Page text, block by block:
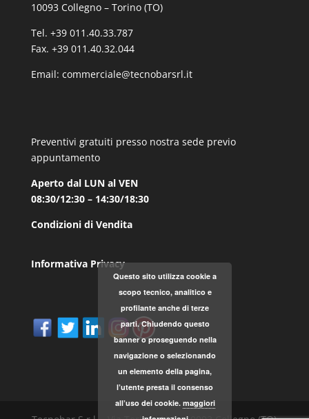
10093 Collegno – Torino (TO)
Tel. +39 011.40.33.787
Fax. +39 011.40.32.044
Email: commerciale@tecnobarsrl.it
Preventivi gratuiti presso nostra sede previo
appuntamento
Aperto dal LUN al VEN
08:30/12:30 – 14:30/18:30
Condizioni di Vendita
Informativa Privacy
Questo sito utilizza cookie a
scopo tecnico, analitico e
profilante anche di terze
parti. Chiudendo questo
banner o proseguendo nella
navigazione o selezionando
un elemento della pagina,
l’utente presta il consenso
all’uso dei cookie. maggiori